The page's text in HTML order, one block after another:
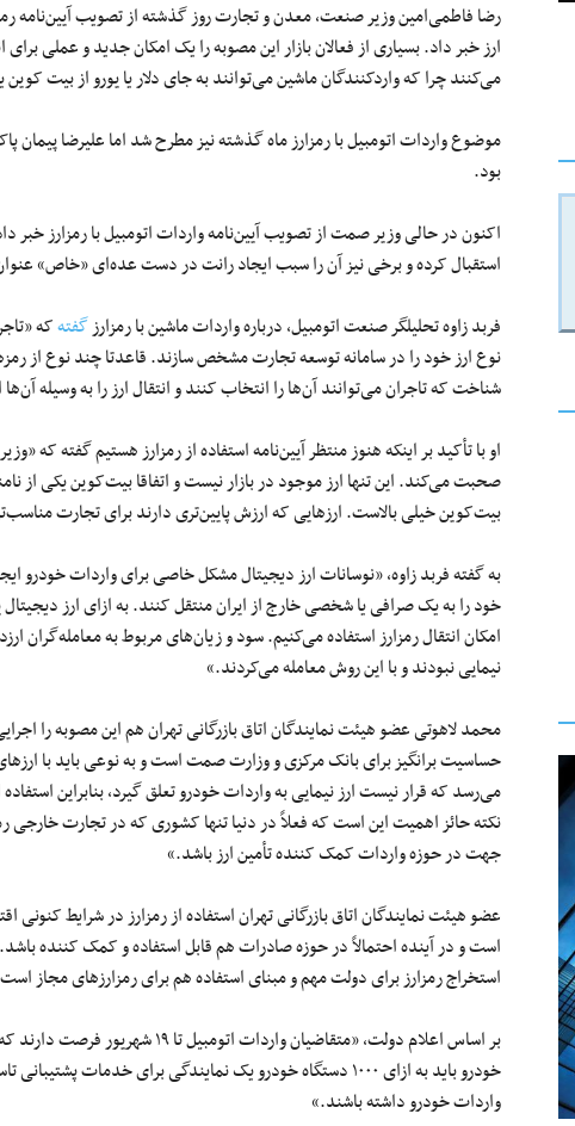
رضا فاطمی‌امین وزیر صنعت، معدن و تجارت روز گذشته از تصویب آیین‌نامه
ارز خبر داد. بسیاری از فعالان بازار این مصوبه را یک امکان جدید و عملی
می‌کنند چرا که واردکنندگان ماشین می‌توانند به جای دلار یا یورو از بیت کوین
موضوع واردات اتومبیل با رمزارز ماه گذشته نیز مطرح شد اما علیرضا
بود.
اکنون در حالی وزیر صمت از تصویب آیین‌نامه واردات اتومبیل با رمزارز خبر
استقبال کرده و برخی نیز آن را سبب ایجاد رانت در دست عده‌ای «خاص»
فربد زاوه تحلیلگر صنعت اتومبیل، درباره واردات ماشین با رمزارزگفتهکه
نوع ارز خود را در سامانه توسعه تجارت مشخص سازند. قاعدتا چند نوع از
شناخت که تاجران می‌توانند آن‌ها را انتخاب کنند و انتقال ارز را به وسیله
او با تأکید بر اینکه هنوز منتظر آیین‌نامه استفاده از رمزارز هستیم گفته که
صحبت می‌کند. این تنها ارز موجود در بازار نیست و اتفاقا بیت‌کوین یکی از
بیت‌کوین خیلی بالاست. ارزهایی که ارزش پایین‌تری دارند برای تجارت
به گفته فربد زاوه، «نوسانات ارز دیجیتال مشکل خاصی برای واردات خودرو
خود را به یک صرافی یا شخصی خارج از ایران منتقل کنند. به ازای ارز دیجیتال
امکان انتقال رمزارز استفاده می‌کنیم. سود و زیان‌های مربوط به
نیمایی نبودند و با این روش معامله می‌کردند.»
محمد لاهوتی عضو هیئت نمایندگان اتاق بازرگانی تهران هم این مصوبه را
حساسیت برانگیز برای بانک مرکزی و وزارت صمت است و به نوعی باید با
می‌رسد که قرار نیست ارز نیمایی به واردات خودرو تعلق گیرد، بنابراین
نکته حائز اهمیت این است که فعلاً در دنیا تنها کشوری که در تجارت خارجی
جهت در حوزه واردات کمک کننده تأمین ارز باشد.»
عضو هیئت نمایندگان اتاق بازرگانی تهران استفاده از رمزارز در شرایط کنونی
است و در آینده احتمالاً در حوزه صادرات هم قابل استفاده و کمک کننده باشد.
استخراج رمزارز برای دولت مهم و مبنای استفاده هم برای رمزارزهای مجاز
بر اساس اعلام دولت، «متقاضیان
خودرو باید به ازای ۱۰۰۰ دستگاه خودرو یک نمایندگی برای خدمات
واردات خودرو داشته باشند.»